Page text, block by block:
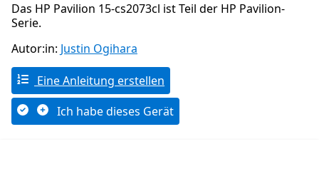
Das HP Pavilion 15-cs2073cl ist Teil der HP Pavilion-
Serie.
Autor:in: Justin Ogihara
Eine Anleitung erstellen
Ich habe dieses Gerät